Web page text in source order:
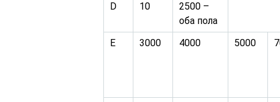
D
10
2500 –
оба пола
Е
3000 4000 5000